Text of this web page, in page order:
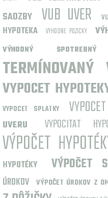
SADZBY
VUB UVER
HYPOTEKA
VYHODNE POZICKY
VÝHODNÝ
TERMÍNOVANÝ
VYPOCET
VYPOCET SPLATKY
UVERU
VYPOCITAT
VÝPOČET
HYPOTÉKY
VÝPOČET
ÚROKOV
VÝPOČET ÚROKOV Z